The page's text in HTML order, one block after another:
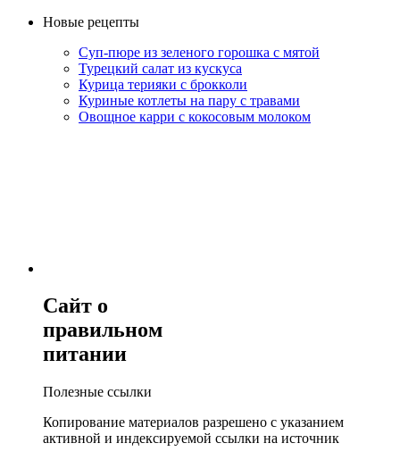
Новые рецепты
Суп-пюре из зеленого горошка с мятой
Турецкий салат из кускуса
Курица терияки с брокколи
Куриные котлеты на пару с травами
Овощное карри с кокосовым молоком
Сайт о
правильном
питании
Полезные ссылки
Копирование материалов разрешено с указанием
активной и индексируемой ссылки на источник